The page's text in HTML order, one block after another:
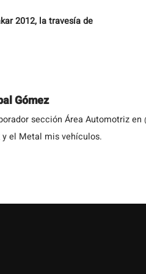
2012, la travesía de
Gómez
sección Área Automotriz
y el Metal mis vehículos.